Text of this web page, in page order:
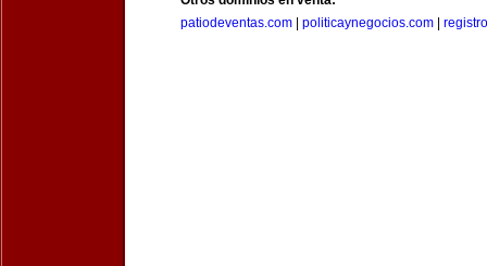
patiodeventas.com
politicaynegocios.com